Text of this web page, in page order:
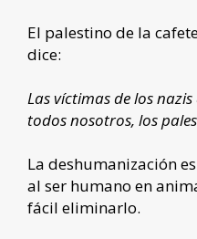
El palestino de la
dice:
Las víctimas de los
todos nosotros, los
La deshumanización
al ser humano en
fácil eliminarlo.